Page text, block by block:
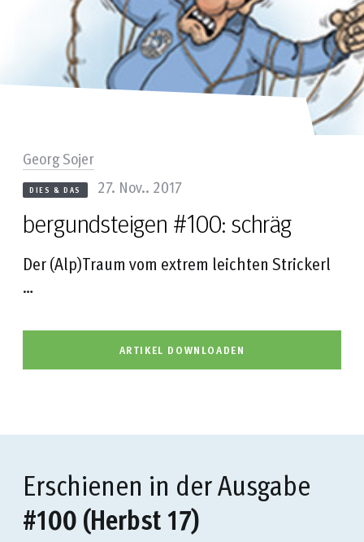
bergundsteigen #100: schräg
DIES & DAS 27. Nov.. 2017
Georg Sojer
Der (Alp)Traum vom extrem leichten Strickerl
…
ARTIKEL DOWNLOADEN
Erschienen in der Ausgabe
#100 (Herbst 17)